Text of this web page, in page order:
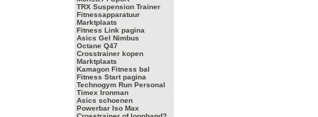
TRX Suspension Trainer
Fitnessapparatuur
Marktplaats
Fitness Link pagina
Asics Gel Nimbus
Octane Q47
Crosstrainer kopen
Marktplaats
Kamagon Fitness bal
Fitness Start pagina
Technogym Run Personal
Timex Ironman
Asics schoenen
Powerbar Iso Max